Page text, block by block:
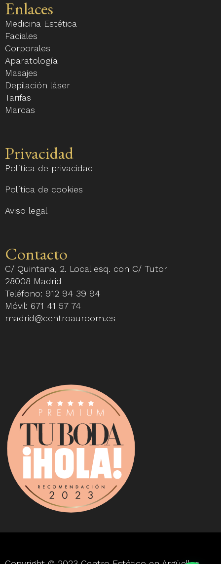
nuestro
perfil
de
Instagram
Enlaces
Medicina Estética
Faciales
Corporales
Aparatología
Masajes
Depilación láser
Tarifas
Marcas
Privacidad
Política de privacidad
Política de cookies
Aviso legal
Contacto
C/ Quintana, 2. Local esq. con C/ Tutor
28008 Madrid
Teléfono: 912 94 39 94
Móvil: 671 41 57 74
madrid@centroauroom.es